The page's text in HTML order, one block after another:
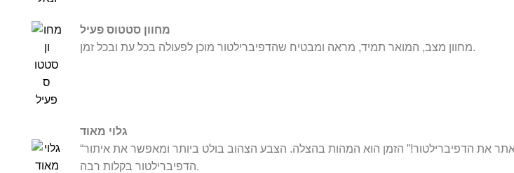
מחוון סטטוס פעיל
מחוון מצב, המואר תמיד, מראה ומבטיח שהדפיברילטור מוכן לפעולה בכל עת ובכל זמן.
גלוי מאוד
“אתר את הדפיברילטור!” הזמן הוא המהות בהצלה. הצבע הצהוב בולט ביותר ומאפשר את איתור
הדפיברילטור בקלות רבה.